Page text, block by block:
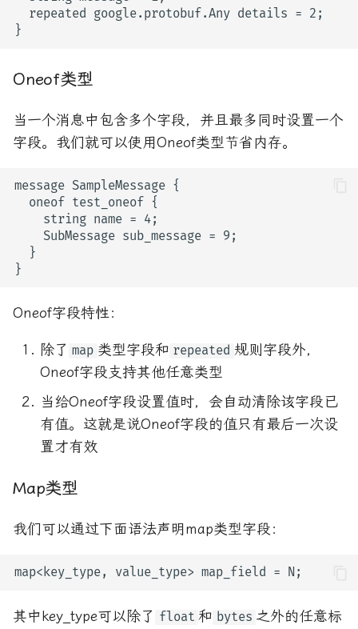
Oneof类型
当一个消息中包含多个字段，并且最多同时设置一个
字段。我们就可以使用Oneof类型节省内存。
Oneof字段特性：
除了 map 类型字段和 repeated 规则字段外，
Oneof字段支持其他任意类型
当给Oneof字段设置值时，会自动清除该字段已
有值。这就是说Oneof字段的值只有最后一次设
置才有效
Map类型
我们可以通过下面语法声明map类型字段：
其中key_type可以除了 float 和 bytes 之外的任意标